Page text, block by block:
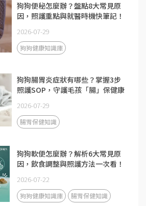
狗狗便秘怎麼辦？盤點8大常見原
因，照護重點與就醫時機快筆記！
2026-07-29
狗狗健康知識庫
狗狗腸胃炎症狀有哪些？掌握3步
照護SOP，守護毛孩「腸」保健康
2026-07-29
腸胃保健知識
狗狗軟便怎麼辦？解析6大常見原
因，飲食調整與照護方法一次看！
2026-07-22
狗狗健康知識庫 腸胃保健知識